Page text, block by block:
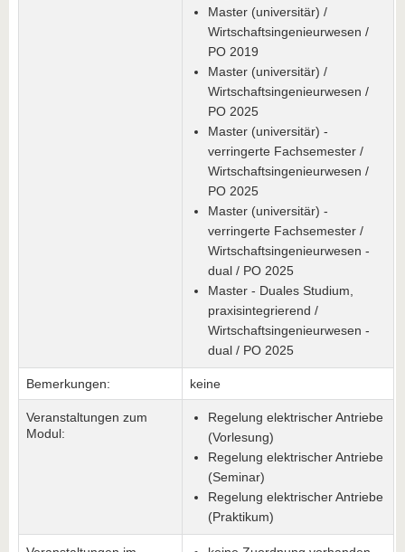
Master (universitär) /
Wirtschaftsingenieurwesen /
PO 2019
Master (universitär) /
Wirtschaftsingenieurwesen /
PO 2025
Master (universitär) -
verringerte Fachsemester /
Wirtschaftsingenieurwesen /
PO 2025
Master (universitär) -
verringerte Fachsemester /
Wirtschaftsingenieurwesen -
dual / PO 2025
Master - Duales Studium,
praxisintegrierend /
Wirtschaftsingenieurwesen -
dual / PO 2025
Bemerkungen: keine
Veranstaltungen zum
Modul:
Regelung elektrischer Antriebe
(Vorlesung)
Regelung elektrischer Antriebe
(Seminar)
Regelung elektrischer Antriebe
(Praktikum)